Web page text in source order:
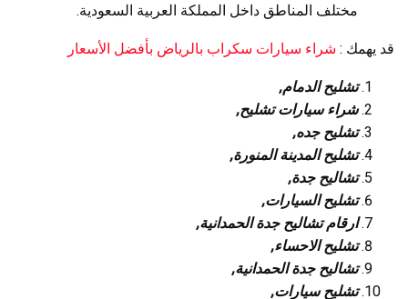
مختلف المناطق داخل المملكة العربية السعودية.
قد يهمك : شراء سيارات سكراب بالرياض بأفضل الأسعار
تشليح الدمام,
شراء سيارات تشليح,
تشليح جده,
تشليح المدينة المنورة,
تشاليح جدة,
تشليح السيارات,
ارقام تشاليح جدة الحمدانية,
تشليح الاحساء,
تشاليح جدة الحمدانية,
تشليح سيارات,